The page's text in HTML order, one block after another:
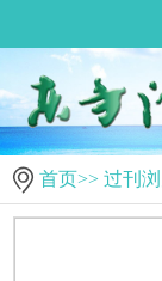
首页>> 过刊